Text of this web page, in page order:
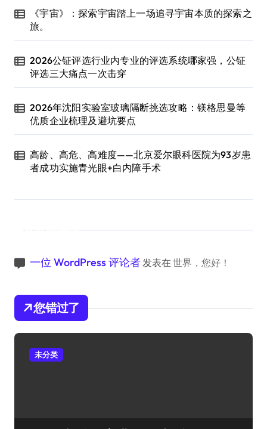
《宇宙》：探索宇宙踏上一场追寻宇宙本质的探索之
旅。
2026公钲评选行业内专业的评选系统哪家强，公钲
评选三大痛点一次击穿
2026年沈阳实验室玻璃隔断挑选攻略：镁格思曼等
优质企业梳理及避坑要点
高龄、高危、高难度——北京爱尔眼科医院为93岁患
者成功实施青光眼+白内障手术
一位 WordPress 评论者发表在 世界，您好！
您错过了
未分类